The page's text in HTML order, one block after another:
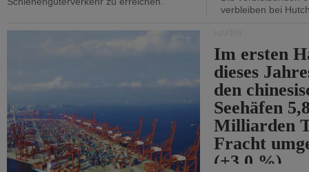
verbleiben bei
Im ersten
dieses
den
Seehäfen
Milliarden
Fracht
(+3,0 %).